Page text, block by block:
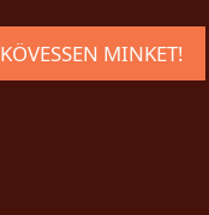
KÖVESSEN MINKET!